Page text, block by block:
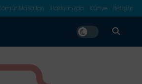
Masalları Hakkımızda Künye İletişim